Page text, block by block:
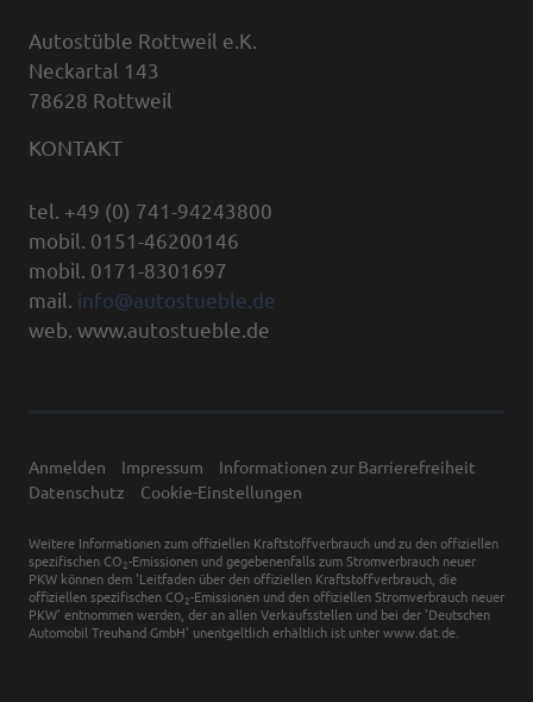
Autostüble Rottweil e.K.
Neckartal 143
78628 Rottweil
KONTAKT
tel. +49 (0) 741-94243800
mobil. 0151-46200146
mobil. 0171-8301697
mail. info@autostueble.de
web. www.autostueble.de
Anmelden Impressum
Informationen zur Barrierefreiheit
Datenschutz
Cookie-Einstellungen
Weitere Informationen zum offiziellen Kraftstoffverbrauch und zu den offiziellen
spezifischen CO 2-Emissionen und gegebenenfalls zum Stromverbrauch neuer
PKW können dem 'Leitfaden über den offiziellen Kraftstoffverbrauch, die
offiziellen spezifischen CO 2-Emissionen und den offiziellen Stromverbrauch neuer
PKW' entnommen werden, der an allen Verkaufsstellen und bei der 'Deutschen
Automobil Treuhand GmbH' unentgeltlich erhältlich ist unter www.dat.de.